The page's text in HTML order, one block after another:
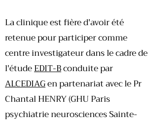
La clinique est fière d'avoir été
retenue pour participer comme
centre investigateur dans le cadre de
l'étudeEDIT-Bconduite par
ALCEDIAGen partenariat avec le Pr
Chantal HENRY (GHU Paris
psychiatrie neurosciences Sainte-